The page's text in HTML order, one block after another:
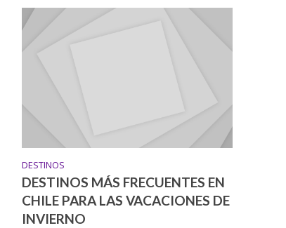
DESTINOS
DESTINOS MÁS FRECUENTES EN
CHILE PARA LAS VACACIONES DE
INVIERNO